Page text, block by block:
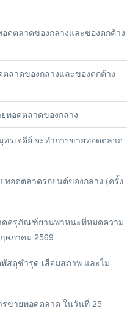
ดตลาดของกลางและของตกค้าง
ลาดของกลางและของตกค้าง
ทอดตลาดของกลาง
รเจดีย์ จะทำการขายทอดตลาด
ทอดตลาดรถยนต์ของกลาง (ครั้ง
ดครุภัณฑ์ยานพาหนะที่หมดความ
ษภาคม 2569
สดุชำรุด เสื่อมสภาพ และไม่
ขายทอดตลาด ในวันที่ 25